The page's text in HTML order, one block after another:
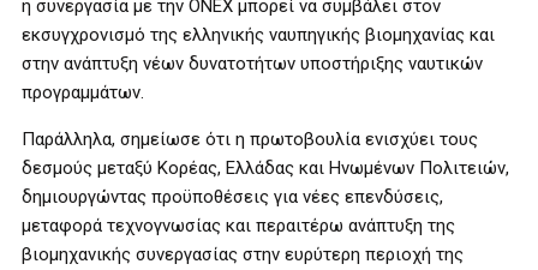
η συνεργασία με την ONEX μπορεί να συμβάλει στον
εκσυγχρονισμό της ελληνικής ναυπηγικής βιομηχανίας και
στην ανάπτυξη νέων δυνατοτήτων υποστήριξης ναυτικών
προγραμμάτων.
Παράλληλα, σημείωσε ότι η πρωτοβουλία ενισχύει τους
δεσμούς μεταξύ Κορέας, Ελλάδας και Ηνωμένων Πολιτειών,
δημιουργώντας προϋποθέσεις για νέες επενδύσεις,
μεταφορά τεχνογνωσίας και περαιτέρω ανάπτυξη της
βιομηχανικής συνεργασίας στην ευρύτερη περιοχή της